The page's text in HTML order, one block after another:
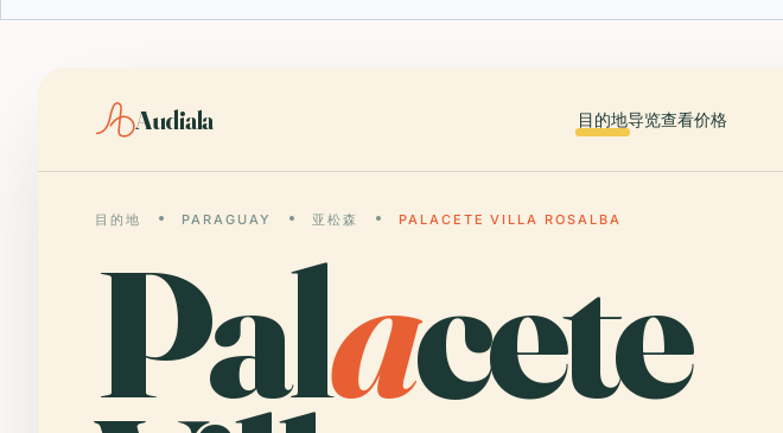
Audiala 目的地导览查看价格
目的地 PARAGUAY 亚松森 PALACETE VILLA ROSALBA
Palacete